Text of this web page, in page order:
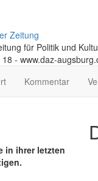
Zeitung
für Politik und
- www.daz-
Kommentar
in ihrer letzten